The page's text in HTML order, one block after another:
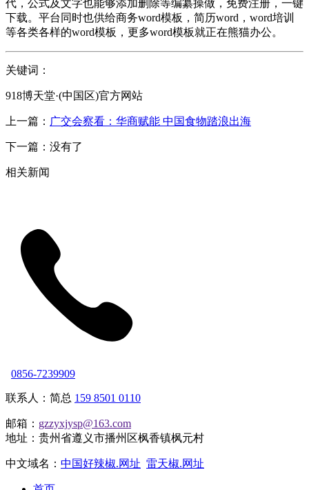
代，公式及文字也能够添加删除等编纂操做，免费注册，一键
下载。平台同时也供给商务word模板，简历word，word培训
等各类各样的word模板，更多word模板就正在熊猫办公。
关键词：
918博天堂·(中国区)官方网站
上一篇： 广交会察看：华商赋能 中国食物踏浪出海
下一篇：没有了
相关新闻
0856-7239909
联系人：简总 159 8501 0110
邮箱： gzzyxjysp@163.com
地址：贵州省遵义市播州区枫香镇枫元村
中文域名： 中国好辣椒.网址 雷天椒.网址